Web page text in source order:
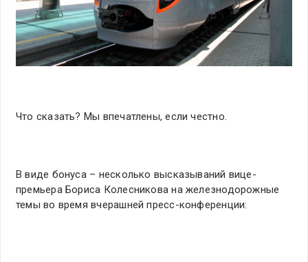
Что сказать? Мы впечатлены, если честно.
В виде бонуса – несколько высказываний вице-
премьера Бориса Колесникова на железнодорожные
темы во время вчерашней пресс-конференции: